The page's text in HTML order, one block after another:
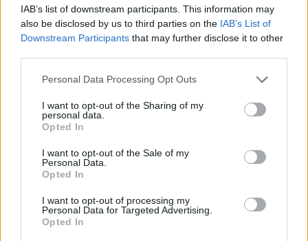
IAB’s list of downstream participants. This information may
also be disclosed by us to third parties on the IAB’s List of
Downstream Participants that may further disclose it to other
Personal Data Processing Opt Outs
I want to opt-out of the Sharing of my
personal data.
Opted In
I want to opt-out of the Sale of my
Personal Data.
Opted In
I want to opt-out of processing my
Personal Data for Targeted Advertising.
Opted In
Εκρηκτικές μπασογραμμές, post-punk,
βρώμικα synths, drums που έθεταν σε κίνηση
τα jams, απαγγελία και ωμή ενέργεια, οργανικά
του δάσους: «forest rave».